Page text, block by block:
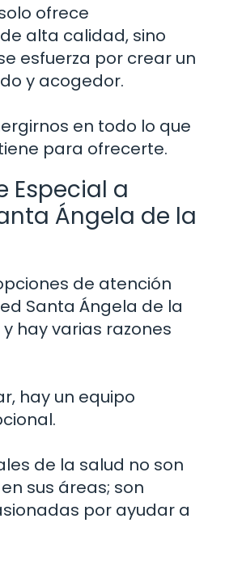
ofrece
alta calidad, sino
esfuerza por crear un
y acogedor.
en todo lo que
para ofrecerte.
Especial a
Ángela de la
de atención
Santa Ángela de la
hay varias razones
hay un equipo
de la salud no son
sus áreas; son
por ayudar a